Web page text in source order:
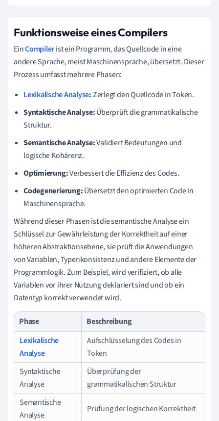
Funktionsweise eines Compilers
EinCompilerist ein Programm, das Quellcode in eine
andere Sprache, meist Maschinensprache, übersetzt. Dieser
Prozess umfasst mehrere Phasen:
Lexikalische Analyse:Zerlegt den Quellcode in Token.
Syntaktische Analyse:Überprüft die grammatikalische
Struktur.
Semantische Analyse:Validiert Bedeutungen und
logische Kohärenz.
Optimierung:Verbessert die Effizienz des Codes.
Codegenerierung:Übersetzt den optimierten Code in
Maschinensprache.
Während dieser Phasen ist die semantische Analyse ein
Schlüssel zur Gewährleistung der Korrektheit auf einer
höheren Abstraktionsebene, sie prüft die Anwendungen
von Variablen, Typenkonsistenz und andere Elemente der
Programmlogik. Zum Beispiel, wird verifiziert, ob alle
Variablen vor ihrer Nutzung deklariert sind und ob ein
Datentyp korrekt verwendet wird.
Phase
Beschreibung
Lexikalische
Analyse
Aufschlüsselung des Codes in
Token
Syntaktische
Analyse
Überprüfung der
grammatikalischen Struktur
Semantische
Analyse
Prüfung der logischen Korrektheit